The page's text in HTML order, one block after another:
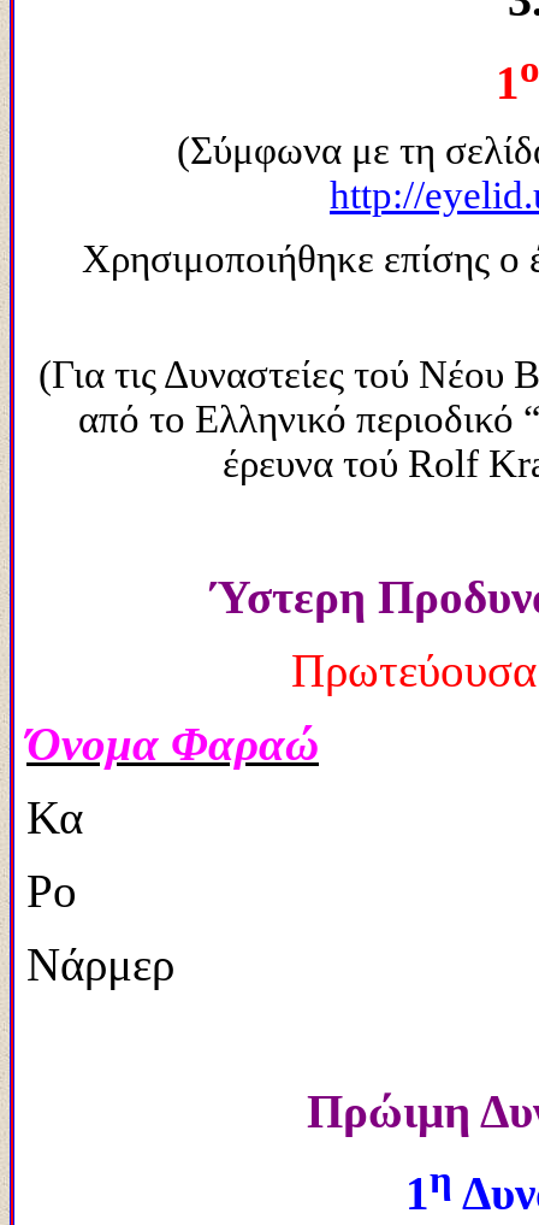
1
(Σύμφωνα με τη
http://
Χρησιμοποιήθηκε επίσης ο
(Για τις Δυναστείες τού Νέου
από το Ελληνικό
έρευνα τού Rolf
Ύστερη
Πρωτεύουσα
Όνομα Φαραώ
Κα
Ρο
Νάρμερ
Πρώιμη
1η